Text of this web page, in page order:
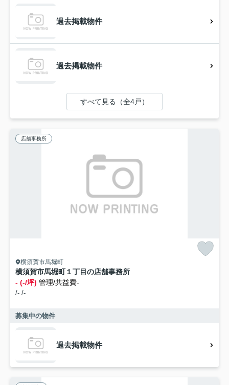
過去掲載物件
過去掲載物件
すべて見る（全4戸）
店舗事務所
横須賀市馬堀町
横須賀市馬堀町１丁目の店舗事務所
- (-/坪) 管理/共益費-
/- /-
募集中の物件
過去掲載物件